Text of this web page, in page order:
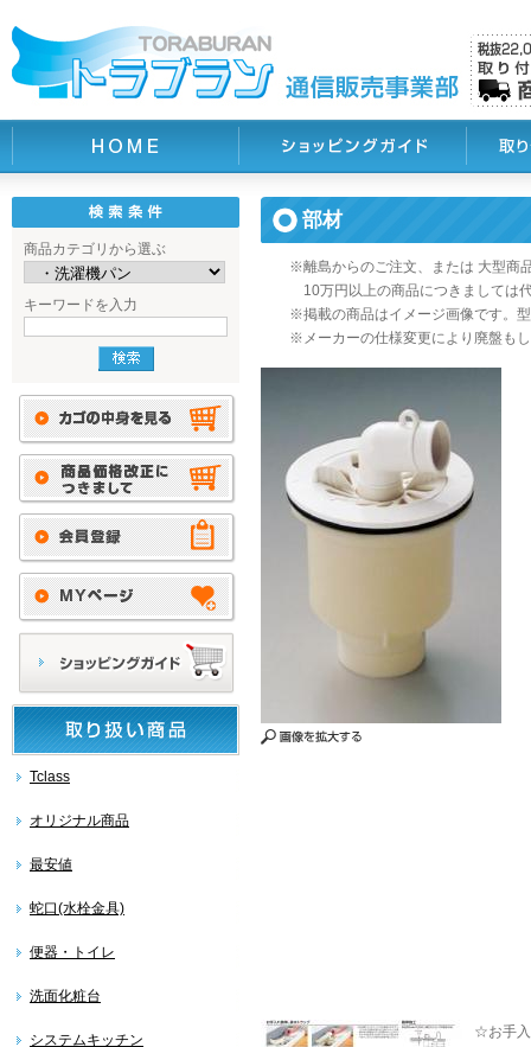
商品カテゴリから選ぶ
キーワードを入力
Tclass
オリジナル商品
最安値
蛇口(水栓金具)
便器・トイレ
洗面化粧台
システムキッチン
部材
※離島からのご注文、または 大型商
10万円以上の商品につきましては
※掲載の商品はイメージ画像です。
※メーカーの仕様変更により廃盤も
☆お手入